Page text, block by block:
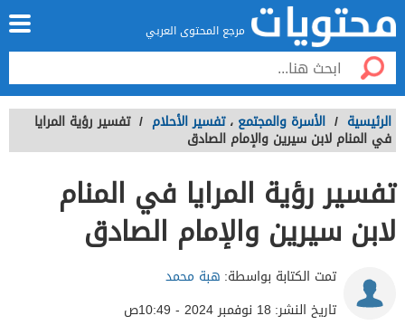
مرجع المحتوى العربي
الرئيسية / الأسرة والمجتمع ، تفسير الأحلام / تفسير رؤية المرايا
في المنام لابن سيرين والإمام الصادق
تفسير رؤية المرايا في المنام
لابن سيرين والإمام الصادق
تمت الكتابة بواسطة: هبة محمد
تاريخ النشر: 18 نوفمبر 2024 - 10:49ص